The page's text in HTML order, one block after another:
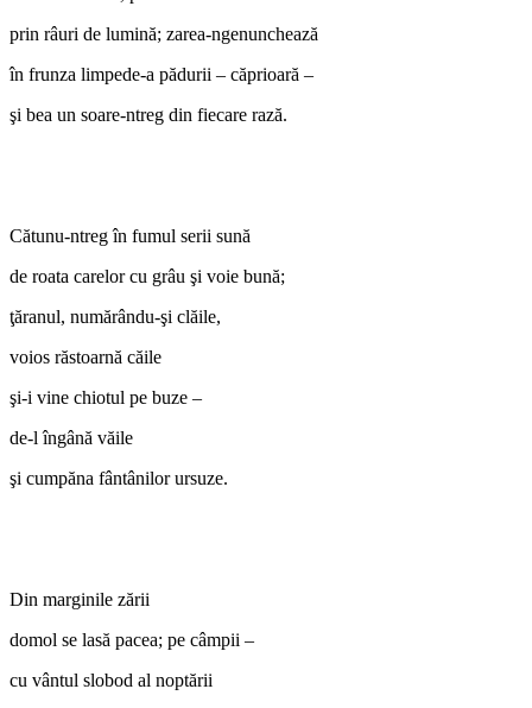
prin râuri de lumină; zarea-ngenunchează
în frunza limpede-a pădurii – căprioară –
şi bea un soare-ntreg din fiecare rază.
Cătunu-ntreg în fumul serii sună
de roata carelor cu grâu şi voie bună;
ţăranul, numărându-şi clăile,
voios răstoarnă căile
şi-i vine chiotul pe buze –
de-l îngână văile
şi cumpăna fântânilor ursuze.
Din marginile zării
domol se lasă pacea; pe câmpii –
cu vântul slobod al noptării